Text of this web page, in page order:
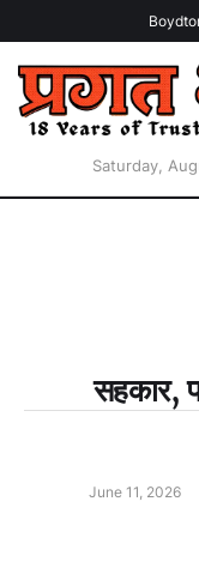
Saturday,
सहकार,
June 11, 2026